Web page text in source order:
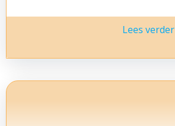
Lees verder